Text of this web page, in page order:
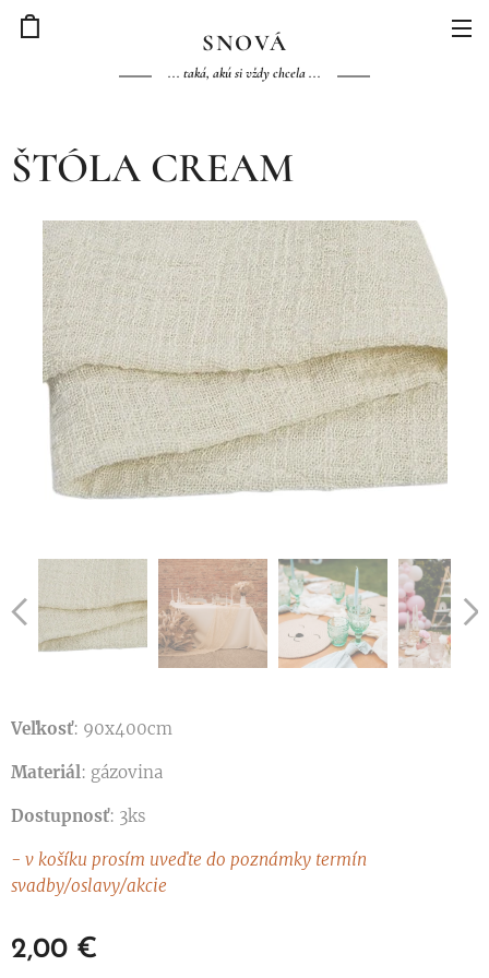
SNOVÁ
... taká, akú si vždy chcela ...
ŠTÓLA CREAM
Veľkosť: 90x400cm
Materiál: gázovina
Dostupnosť: 3ks
- v košíku prosím uveďte do poznámky termín
svadby/oslavy/akcie
2,00 €